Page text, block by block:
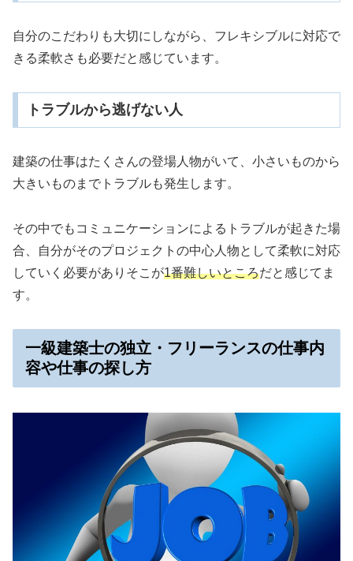
自分のこだわりも大切にしながら、フレキシブルに対応で
きる柔軟さも必要だと感じています。
トラブルから逃げない人
建築の仕事はたくさんの登場人物がいて、小さいものから
大きいものまでトラブルも発生します。
その中でもコミュニケーションによるトラブルが起きた場
合、自分がそのプロジェクトの中心人物として柔軟に対応
していく必要がありそこが1番難しいところだと感じてま
す。
一級建築士の独立・フリーランスの仕事内
容や仕事の探し方